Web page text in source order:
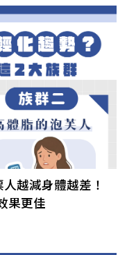
越減身體越差！
果更佳